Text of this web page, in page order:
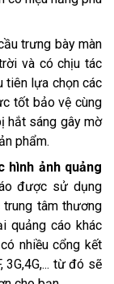
trưng bày màn
và có chịu tác
tiên lựa chọn các
tốt bảo vệ cùng
hắt sáng gây mờ
phẩm.
hình ảnh quảng
được sử dụng
tâm thương
quảng cáo khác
nhiều cổng kết
3G,4G,... từ đó sẽ